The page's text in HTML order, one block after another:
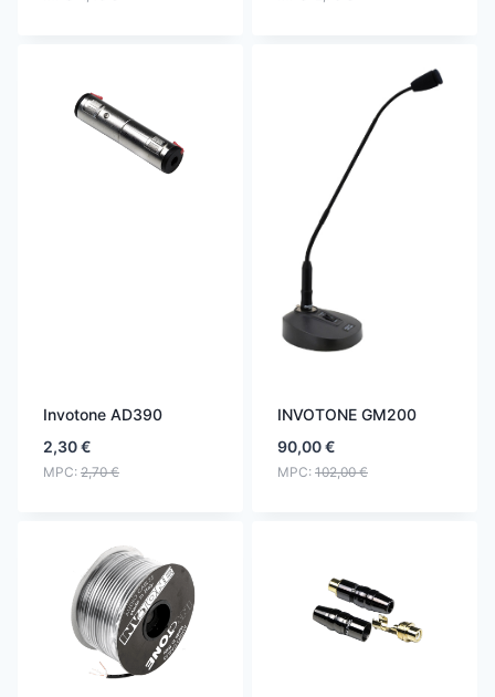
Invotone AD390
2,30€
MPC: 2,70€
INVOTONE GM200
90,00€
MPC: 102,00€